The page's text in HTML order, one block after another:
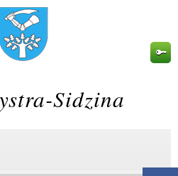
Sidzina